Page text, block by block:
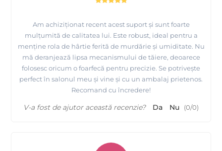
Am achiziționat recent acest suport și sunt foarte
mulțumită de calitatea lui. Este robust, ideal pentru a
menține rola de hârtie ferită de murdărie și umiditate. Nu
mă deranjează lipsa mecanismului de tăiere, deoarece
folosesc oricum o foarfecă pentru precizie. Se potrivește
perfect în salonul meu și vine și cu un ambalaj prietenos.
Recomand cu încredere!
V-a fost de ajutor această recenzie? Da Nu (0/0)